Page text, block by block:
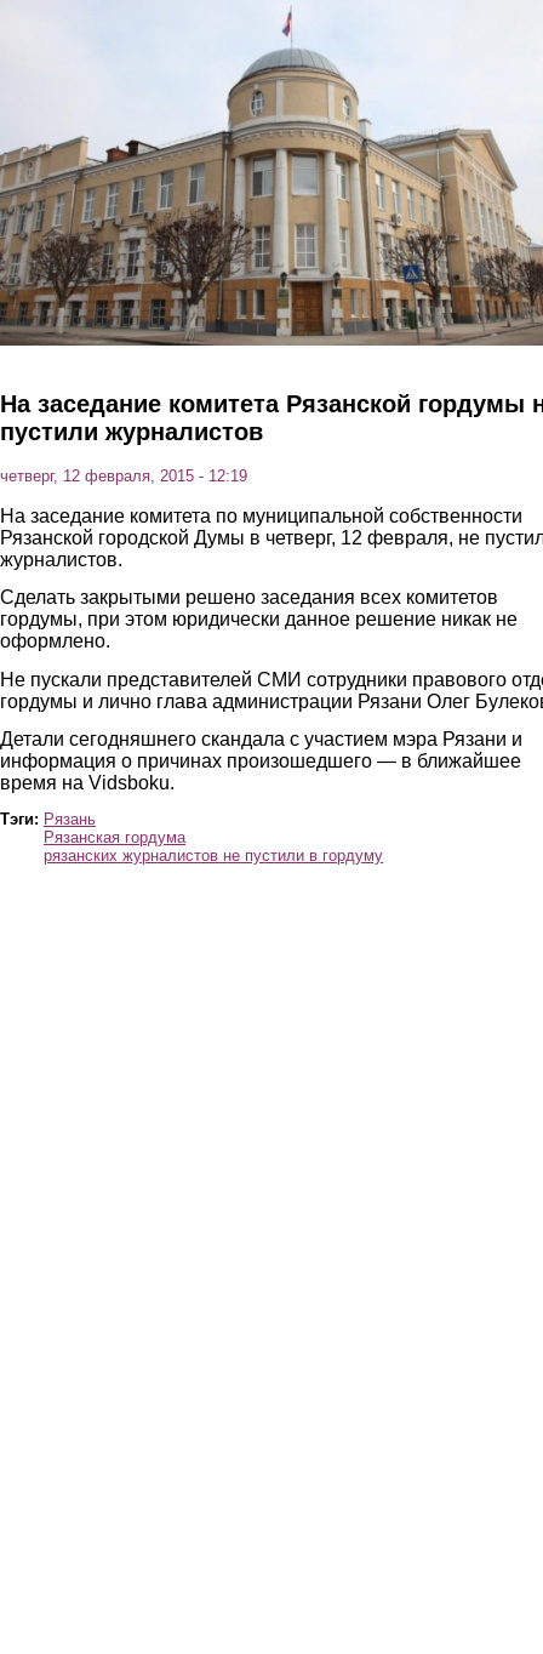
На заседание комитета Рязанской гордумы
пустили журналистов
четверг, 12 февраля, 2015 - 12:19
На заседание комитета по муниципальной собственности
Рязанской городской Думы в четверг, 12 февраля, не
журналистов.
Сделать закрытыми решено заседания всех комитетов
гордумы, при этом юридически данное решение никак не
оформлено.
Не пускали представителей СМИ сотрудники правового
гордумы и лично глава администрации Рязани Олег
Детали сегодняшнего скандала с участием мэра Рязани и
информация о причинах произошедшего — в ближайшее
время на Vidsboku.
Тэги: Рязань
Рязанская гордума
рязанских журналистов не пустили в гордуму